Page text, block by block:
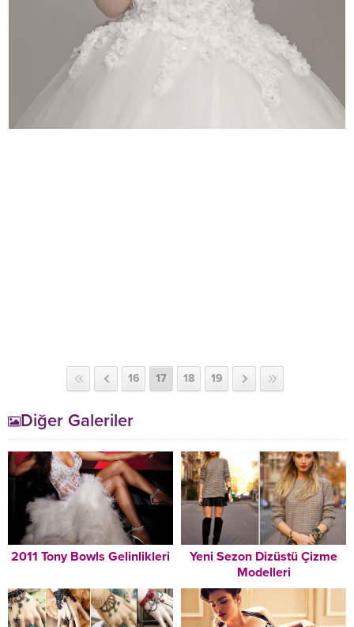
16 17 18 19
Diğer Galeriler
2011 Tony Bowls Gelinlikleri
Yeni Sezon Dizüstü Çizme
Modelleri